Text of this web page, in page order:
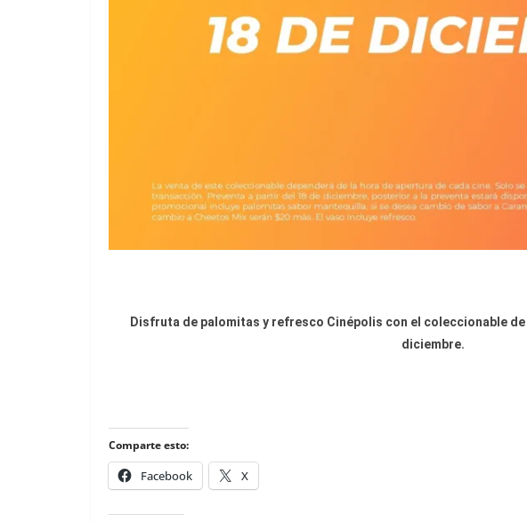
Disfruta de palomitas y refresco Cinépolis con el coleccionable de
diciembre.
Comparte esto:
Facebook X